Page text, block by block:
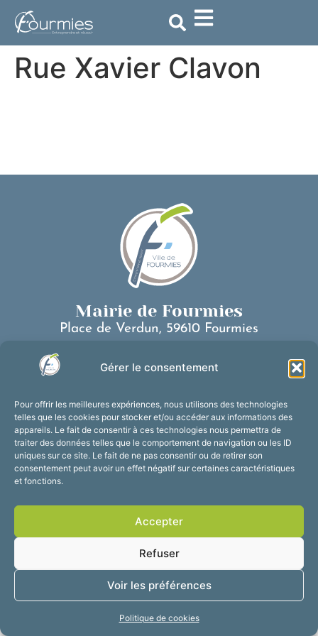
Gérer le consentement
Pour offrir les meilleures expériences, nous utilisons des technologies
telles que les cookies pour stocker et/ou accéder aux informations des
appareils. Le fait de consentir à ces technologies nous permettra de
traiter des données telles que le comportement de navigation ou les ID
uniques sur ce site. Le fait de ne pas consentir ou de retirer son
consentement peut avoir un effet négatif sur certaines caractéristiques
et fonctions.
Accepter
Refuser
Voir les préférences
Politique de cookies
principal
Rue Xavier Clavon
Mairie de Fourmies
Place de Verdun, 59610 Fourmies
Nous contacter
Du lundi au vendredi :
de 8h30 à 12h et de 13h30 à 17h30
Suivez-nous !
Mentions légales
Plan du site
Confidentialité
2025 © Propulsé par
Utopia